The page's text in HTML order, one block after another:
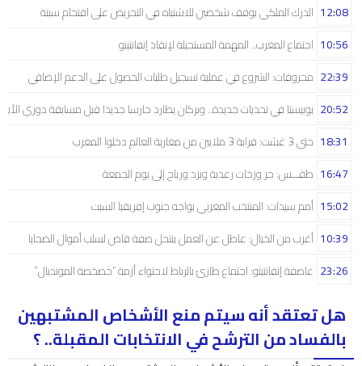
الدرك الملكي يوقف شخصين للاشتباه في التحريض على اقتحام سبتة 12:08
اجتماع المغرب.. المهمة المستحيلة لإنقاذ إنفانتينو 10:56
محروقات: الشروع في عملية تسجيل طلبات الحصول على الدعم الإضافي 22:39
بوبيستا في تحديات جديدة.. وبركان يطارد حارسا جديدا قبل مسابقة دوري 20:52
حتى 3 غشت: قرابة 3 ملايين من مغاربة العالم دخلوا المغرب 18:31
طقـــس: حر وزخات رعدية وبرَد ورياح إلى يوم الجمعة 16:47
أمم سيدات: المنتخب المغربي يواجه جنوب إفريقيا السبت 15:02
أغرب من الخيال: عاطل عن العمل ينتحل صفة قاض لسلب أموال الضحايا 10:39
عاصفة إنفانتينو: اجتماع طارئ بالرباط لاحتواء أزمة “خصخصة المونديال” 23:26
هل تعتقد أنه سيتم منع الأشخاص المشتبهين
بالفساد من الترشح في الانتخابات المقبلة.. ؟